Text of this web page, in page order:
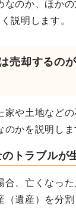
なのか、ほか
説明します。
売却するの
家や土地など
かを説明しま
トラブルが
合、亡くなっ
遺産）を分割